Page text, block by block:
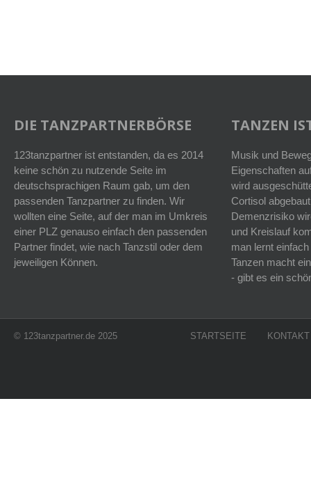
DIE TANZPARTNERBÖRSE
123tanzpartner ist entstanden, da es 2014
keine schön zu nutzende Seite im
deutschsprachigen Raum gab, um den
passenden Tanzpartner zu finden. Wir
wollten eine Seite, auf der man im Umkreis
einer PLZ genauso einfach den passenden
Partner findet, wie nach Tanzstil oder dem
jeweiligen Können.
TANZEN
Musik und
Eigenschaften
wird
Cortisol
Demenzrisiko
und Kreislauf
man lernt
Tanzen macht
- gibt es ein
© 123tanzpartner.de 2025 STARTSEITE